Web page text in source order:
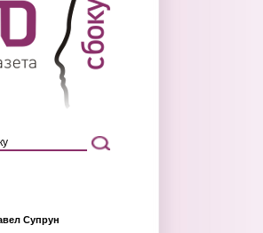
Супрун